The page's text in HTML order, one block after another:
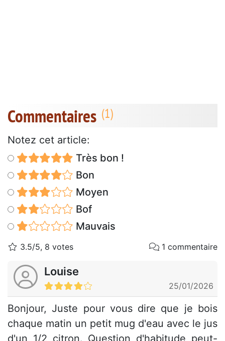
Commentaires
Notez cet article:
Très bon !
Bon
Moyen
Bof
Mauvais
3.5/5, 8 votes 1 commentaire
Louise
25/01/2026
Bonjour, Juste pour vous dire que je bois
chaque matin un petit mug d'eau avec le jus
d'un 1/2 citron. Question d'habitude peut-